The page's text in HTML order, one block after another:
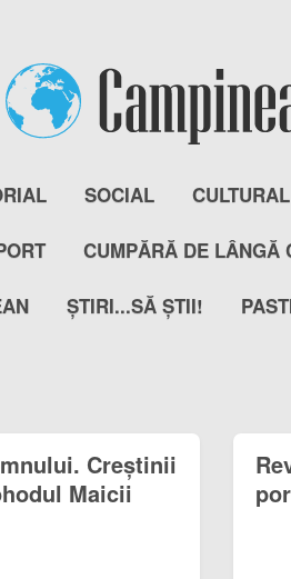
SOCIAL CULTURAL
CUMPĂRĂ DE LÂNGĂ
ȘTIRI...SĂ ȘTII!
Creștinii
Maicii